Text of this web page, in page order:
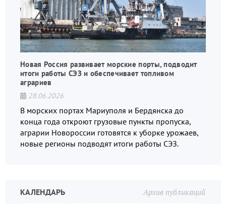
Новая Россия развивает морские порты, подводит
итоги работы СЭЗ и обеспечивает топливом
аграриев
28.06.2026
В морских портах Мариуполя и Бердянска до
конца года откроют грузовые пункты пропуска,
аграрии Новороссии готовятся к уборке урожаев,
новые регионы подводят итоги работы СЭЗ.
Архив публикаций
КАЛЕНДАРЬ